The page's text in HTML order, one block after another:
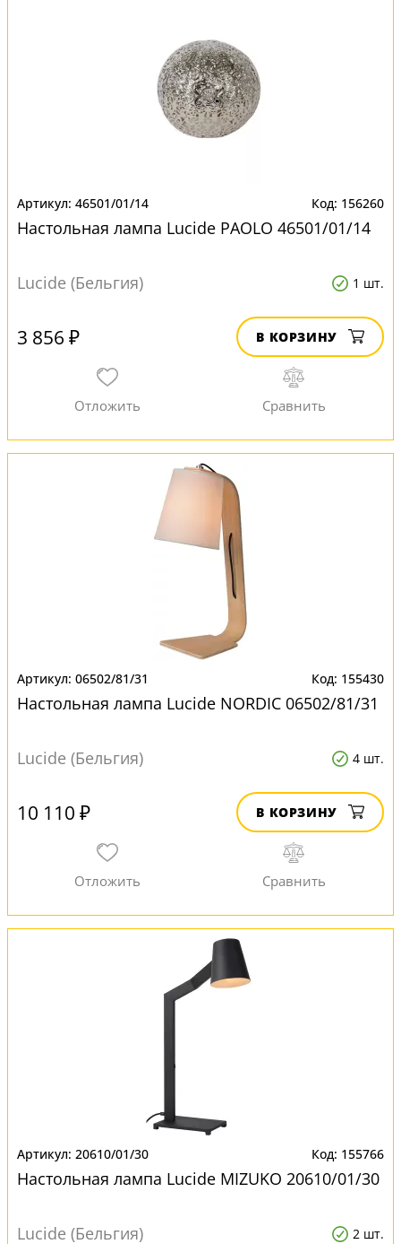
46501/01/14 156260
Настольная лампа Lucide PAOLO 46501/01/14
Lucide (Бельгия) 1 шт.
3 856 ₽ В КОРЗИНУ
06502/81/31 155430
Настольная лампа Lucide NORDIC 06502/81/31
Lucide (Бельгия) 4 шт.
10 110 ₽ В КОРЗИНУ
20610/01/30 155766
Настольная лампа Lucide MIZUKO 20610/01/30
Lucide (Бельгия) 2 шт.